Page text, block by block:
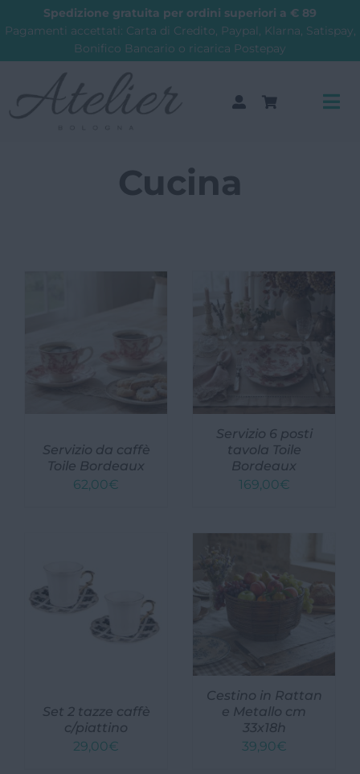
al
Spedizione gratuita per ordini superiori a € 89
Pagamenti accettati: Carta di Credito, Paypal, Klarna, Satispay,
Bonifico Bancario o ricarica Postepay
Arredo Bagno
Illuminazione in stile
Decorazioni da parete
Ingresso
Giardini e Terrazzi
Cucina
Servizio da caffè
Toile Bordeaux
62,00€
Servizio 6 posti
tavola Toile
Bordeaux
169,00€
Set 2 tazze caffè
c/piattino
29,00€
Cestino in Rattan
e Metallo cm
33x18h
39,90€